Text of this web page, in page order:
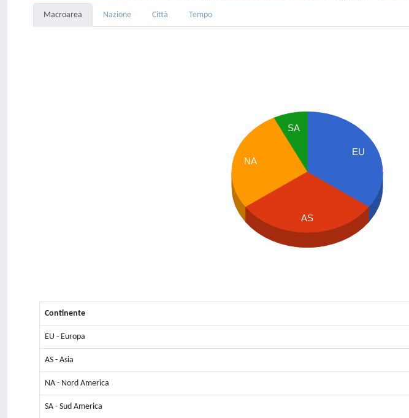
Macroarea Nazione Città Tempo
EU
SA
NA
AS
Continente
EU - Europa
AS - Asia
NA - Nord America
SA - Sud America